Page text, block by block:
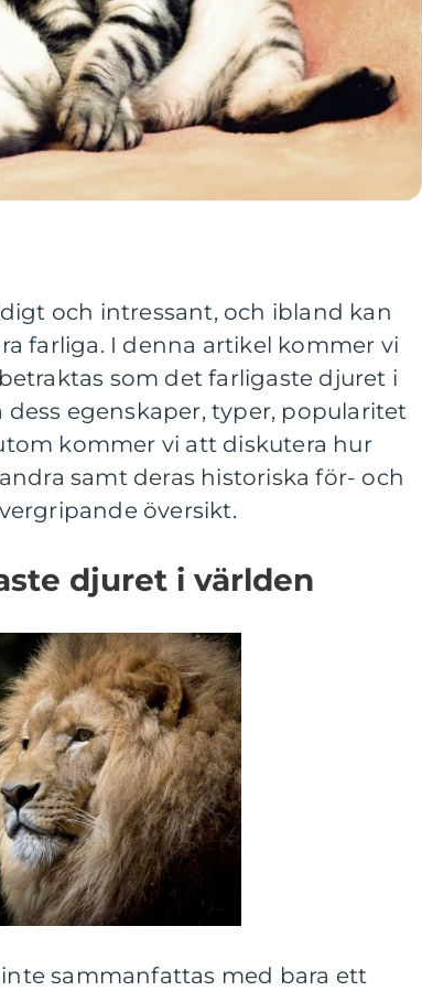
och intressant, och ibland kan
farliga. I denna artikel kommer vi
som det farligaste djuret i
egenskaper, typer, popularitet
kommer vi att diskutera hur
samt deras historiska för- och
översikt.
djuret i världen
sammanfattas med bara ett